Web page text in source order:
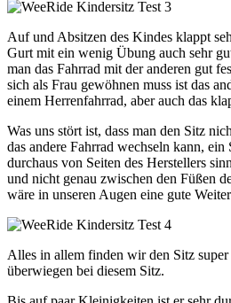
Auf und Absitzen des Kindes klappt
Gurt mit ein wenig Übung auch sehr
man das Fahrrad mit der anderen gut
sich als Frau gewöhnen muss ist das
einem Herrenfahrrad, aber auch das
Was uns stört ist, dass man den Sitz
das andere Fahrrad wechseln kann,
durchaus von Seiten des Herstellers
und nicht genau zwischen den Füßen
wäre in unseren Augen eine gute
Alles in allem finden wir den Sitz
überwiegen bei diesem Sitz.